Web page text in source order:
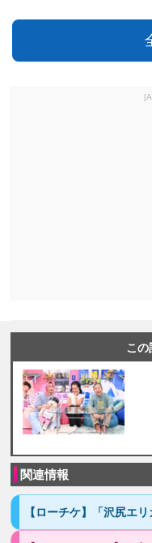
この
関連情報
【ローチケ】「沢尻エ